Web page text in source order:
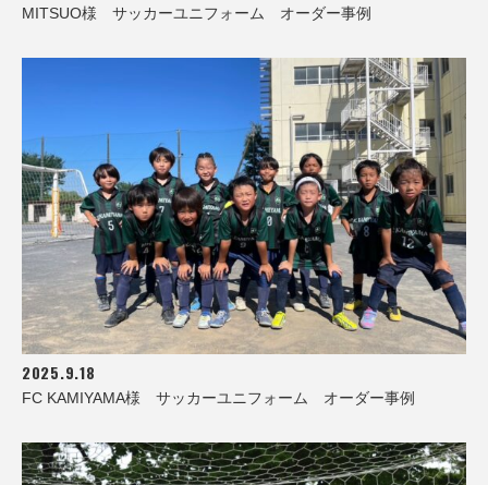
MITSUO様 サッカーユニフォーム オーダー事例
2025.9.18
FC KAMIYAMA様 サッカーユニフォーム オーダー事例